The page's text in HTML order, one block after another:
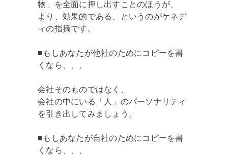
物」を全面に押し出すことのほうが、
より、効果的である、というのがケネデ
ィの指摘です。
■もしあなたが他社のためにコピーを書
くなら、、、
会社そのものではなく、
会社の中にいる「人」のパーソナリティ
を引き出してみましょう。
■もしあなたが自社のためにコピーを書
くなら、、、